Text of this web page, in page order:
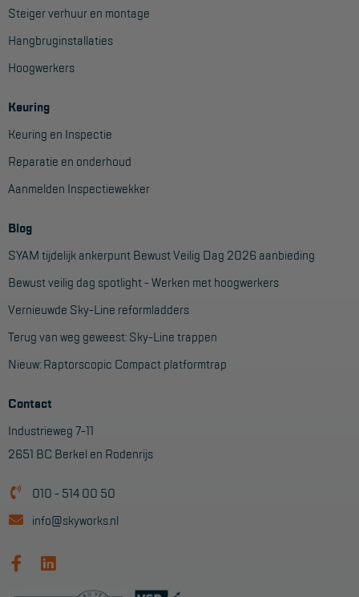
Projectvoorbeelden
KEURING
Ladders en trappen
Steigers
Valbeveiliging
Reparatie en onderhoud
Aanmelden Inspectiewekker
Vestigingen
Dealers
Product video's
Blog
Tips en trucs
Steiger verhuur en montage
Hangbruginstallaties
Hoogwerkers
Keuring
Keuring en Inspectie
Reparatie en onderhoud
Aanmelden Inspectiewekker
Blog
SYAM tijdelijk ankerpunt Bewust Veilig Dag 2026 aanbieding
Bewust veilig dag spotlight - Werken met hoogwerkers
Vernieuwde Sky-Line reformladders
Terug van weg geweest: Sky-Line trappen
Nieuw: Raptorscopic Compact platformtrap
Contact
Industrieweg 7-11
2651 BC Berkel en Rodenrijs
010 - 514 00 50
info@skyworks.nl